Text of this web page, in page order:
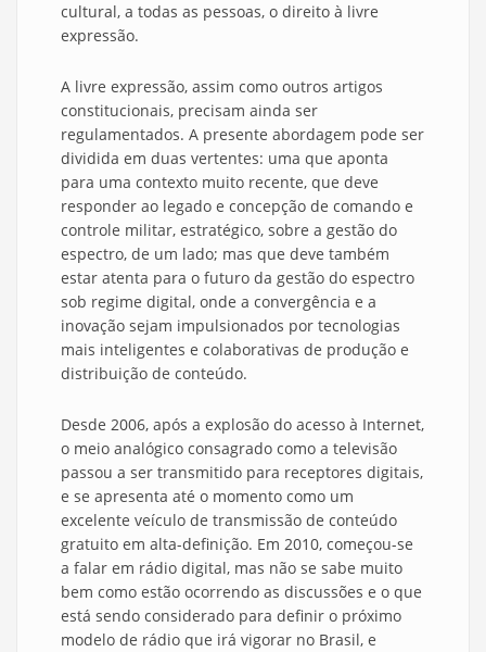
cultural, a todas as pessoas, o direito à livre
expressão.
A livre expressão, assim como outros artigos
constitucionais, precisam ainda ser
regulamentados. A presente abordagem pode ser
dividida em duas vertentes: uma que aponta
para uma contexto muito recente, que deve
responder ao legado e concepção de comando e
controle militar, estratégico, sobre a gestão do
espectro, de um lado; mas que deve também
estar atenta para o futuro da gestão do espectro
sob regime digital, onde a convergência e a
inovação sejam impulsionados por tecnologias
mais inteligentes e colaborativas de produção e
distribuição de conteúdo.
Desde 2006, após a explosão do acesso à Internet,
o meio analógico consagrado como a televisão
passou a ser transmitido para receptores digitais,
e se apresenta até o momento como um
excelente veículo de transmissão de conteúdo
gratuito em alta-definição. Em 2010, começou-se
a falar em rádio digital, mas não se sabe muito
bem como estão ocorrendo as discussões e o que
está sendo considerado para definir o próximo
modelo de rádio que irá vigorar no Brasil, e